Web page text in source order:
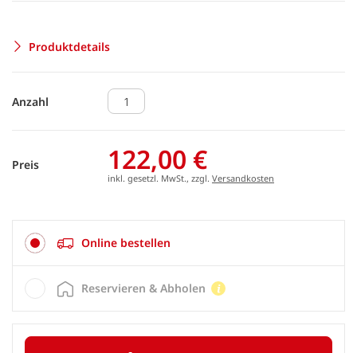
Produktdetails
Anzahl
Preis 122,00 €
inkl. gesetzl. MwSt., zzgl. Versandkosten
Online bestellen
Reservieren & Abholen